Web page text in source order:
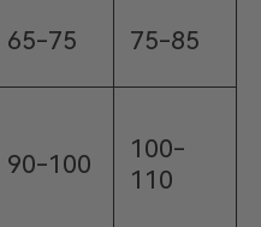
65-75 75-85
90-100
100-
110